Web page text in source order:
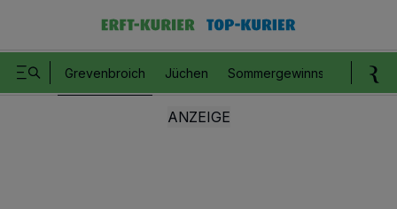
Grevenbroich Jüchen Sommergewinnspiel